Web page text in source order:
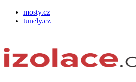
mosty.cz
tunely.cz